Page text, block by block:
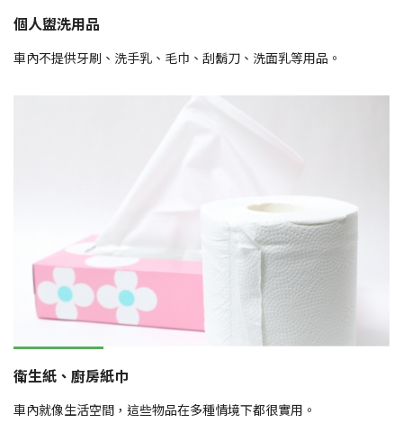
個人盥洗用品
車內不提供牙刷、洗手乳、毛巾、刮鬍刀、洗面乳等用品。
衛生紙、廚房紙巾
車內就像生活空間，這些物品在多種情境下都很實用。